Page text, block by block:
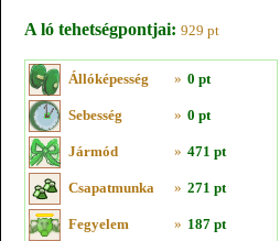
A ló tehetségpontjai: 929 pt
Állóképesség » 0 pt
Sebesség » 0 pt
Jármód » 471 pt
Csapatmunka » 271 pt
Fegyelem » 187 pt